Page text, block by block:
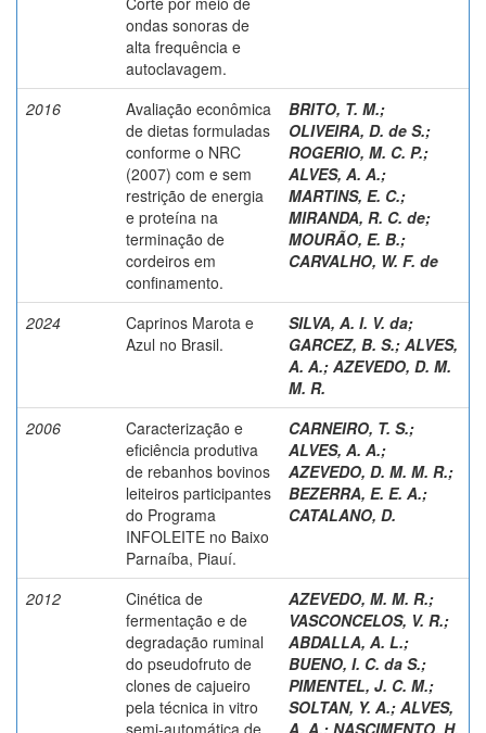
ondas sonoras de
alta frequência e
autoclavagem.
2016
Avaliação econômica
de dietas formuladas
conforme o NRC
(2007) com e sem
restrição de energia
e proteína na
terminação de
cordeiros em
confinamento.
BRITO, T. M.;
OLIVEIRA, D. de S.;
ROGERIO, M. C. P.;
ALVES, A. A.;
MARTINS, E. C.;
MIRANDA, R. C. de;
MOURÃO, E. B.;
CARVALHO, W. F. de
2024
Caprinos Marota e
Azul no Brasil.
SILVA, A. I. V. da;
GARCEZ, B. S.; ALVES,
A. A.; AZEVEDO, D. M.
M. R.
2006
Caracterização e
eficiência produtiva
de rebanhos bovinos
leiteiros participantes
do Programa
INFOLEITE no Baixo
Parnaíba, Piauí.
CARNEIRO, T. S.;
ALVES, A. A.;
AZEVEDO, D. M. M. R.;
BEZERRA, E. E. A.;
CATALANO, D.
2012
Cinética de
fermentação e de
degradação ruminal
do pseudofruto de
clones de cajueiro
pela técnica in vitro
semi-automática de
AZEVEDO, M. M. R.;
VASCONCELOS, V. R.;
ABDALLA, A. L.;
BUENO, I. C. da S.;
PIMENTEL, J. C. M.;
SOLTAN, Y. A.; ALVES,
A. A.; NASCIMENTO, H.